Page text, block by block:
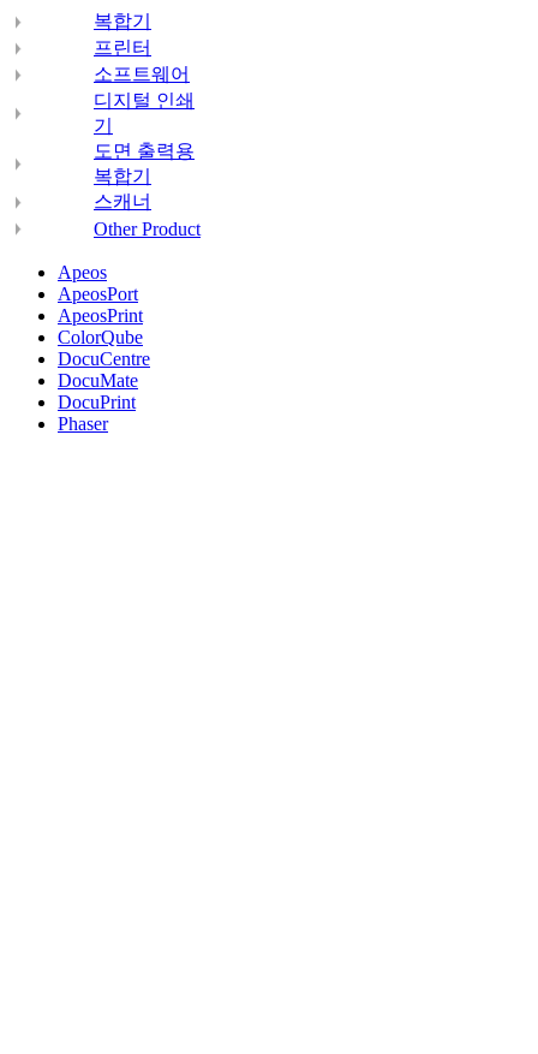
복합기
프린터
소프트웨어
디지털 인쇄
기
도면 출력용
복합기
스캐너
Other Product
Apeos
ApeosPort
ApeosPrint
ColorQube
DocuCentre
DocuMate
DocuPrint
Phaser